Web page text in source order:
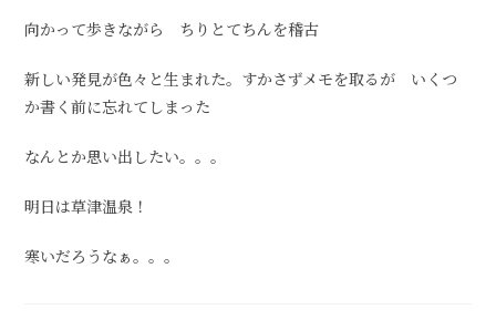
向かって歩きながら ちりとてちんを稽古
新しい発見が色々と生まれた。すかさずメモを取るが いくつ
か書く前に忘れてしまった
なんとか思い出したい。。。
明日は草津温泉！
寒いだろうなぁ。。。